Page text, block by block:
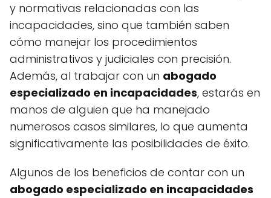
y normativas relacionadas con las
incapacidades, sino que también saben
cómo manejar los procedimientos
administrativos y judiciales con precisión.
Además, al trabajar con un abogado
especializado en incapacidades, estarás en
manos de alguien que ha manejado
numerosos casos similares, lo que aumenta
significativamente las posibilidades de éxito.
Algunos de los beneficios de contar con un
abogado especializado en incapacidades